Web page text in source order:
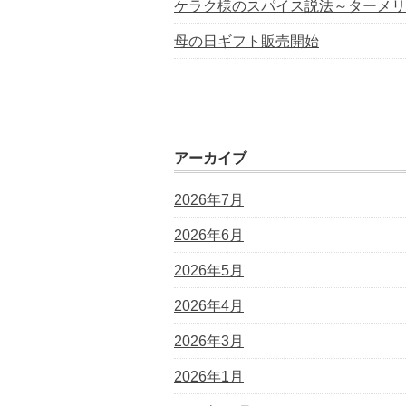
ケラク様のスパイス説法～ターメ
母の日ギフト販売開始
アーカイブ
2026年7月
2026年6月
2026年5月
2026年4月
2026年3月
2026年1月